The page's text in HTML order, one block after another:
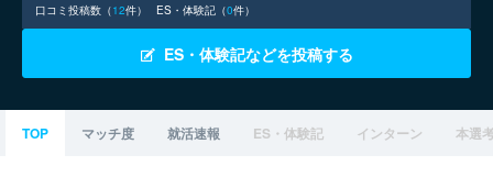
口コミ投稿数（12件） ES・体験記（0件）
ES・体験記などを投稿する
TOP マッチ度 就活速報 ES・体験記 インターン 本選